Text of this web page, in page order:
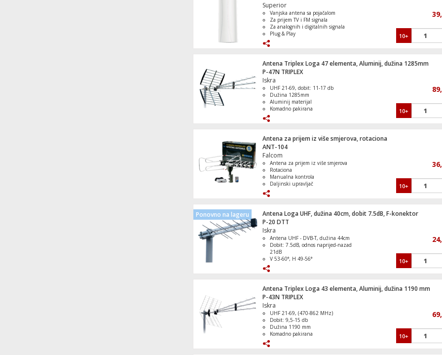
horizontalnu polarizaciju. • UHF kanal
21-48 (470-694 MHz) • Broj elemenata:
28 • Pasivno pojačanje antene: 12,5 dB(i)
• Omjer F/B: 27 dB • Širina snopa:
Horizontalno 30-39°; Vertikalno 42-51° •
Dužina antene: 118 cm • Impedancija: 75
Ohm • Nagib: 0° • Montaža na jarbol s
vanjskim promjerom: 20-50 mm Pakiranje
5 komada
Superior
Vanjska antena sa pojačalom
Za prijem TV i FM signala
Za analognih i digitalnih signala
Plug & Play
10+
Antena Triplex Loga 47 elementa, Aluminij, dužina 1285mm
P-47N TRIPLEX
Iskra
UHF 21-69, dobit: 11-17 db
Dužina 1285mm
Aluminij materijal
Komadno pakirana
10+
Antena za prijem iz više smjerova, rotaciona
ANT-104
Falcom
Antena za prijem iz više smjerova
Rotaciona
Manualna kontrola
Daljinski upravljač
10+
Ponovno na lageru
Antena Loga UHF, dužina 40cm, dobit 7.5dB, F-konektor
P-20 DTT
Iskra
Antena UHF - DVB-T, dužina 44cm
Dobit: 7.5dB, odnos naprijed-nazad
21dB
V 53-60°, H 49-56°
Komadno pakiranje u PVC vrećicu
10+
Antena Triplex Loga 43 elementa, Aluminij, dužina 1190 mm
P-43N TRIPLEX
Iskra
UHF 21-69, (470-862 MHz)
Dobit: 9,5-15 db
Dužina 1190 mm
Komadno pakirana
10+
Televizor Smart V6C LED 4K 55", Google
Televizor Smart LED UHD 4K 55"